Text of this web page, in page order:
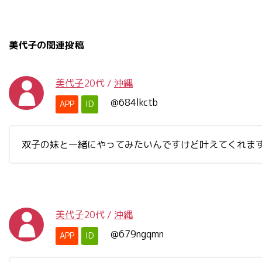
美代子の関連投稿
美代子20代 / 沖縄
APP ID @684lkctb
双子の妹と一緒にやってみたいんですけど叶えてくれま
美代子20代 / 沖縄
APP ID @679ngqmn